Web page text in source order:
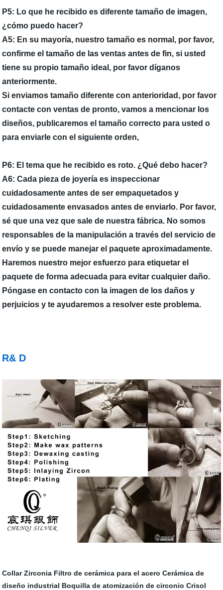
P5: Lo que he recibido es diferente tamaño de imagen,
¿cómo puedo hacer?
A5: En su mayoría, nuestro tamaño es normal, por favor,
confirme el tamaño de las ventas antes de fin, si usted
tiene su propio tamaño ideal, por favor díganos
anteriormente.
Si enviamos tamaño diferente con anterioridad, por favor
contacte con ventas de pronto, vamos a mencionar los
diseños, publicaremos el tamaño correcto para usted o
para enviarle con el siguiente orden,
P6: El tema que he recibido es roto. ¿Qué debo hacer?
A6: Cada pieza de joyería es inspeccionar
cuidadosamente antes de ser empaquetados y
cuidadosamente envasados antes de enviarlo. Por favor,
sé que una vez que sale de nuestra fábrica. No somos
responsables de la manipulación a través del servicio de
envío y se puede manejar el paquete aproximadamente.
Haremos nuestro mejor esfuerzo para etiquetar el
paquete de forma adecuada para evitar cualquier daño.
Póngase en contacto con la imagen de los daños y
perjuicios y te ayudaremos a resolver este problema.
R& D
Collar Zirconia Filtro de cerámica para el acero Cerámica de
diseño industrial Boquilla de atomización de circonio Crisol